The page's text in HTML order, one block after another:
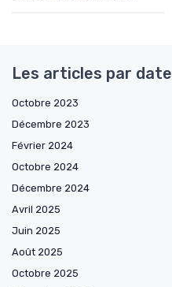
Les articles par date
Octobre 2023
Décembre 2023
Février 2024
Octobre 2024
Décembre 2024
Avril 2025
Juin 2025
Août 2025
Octobre 2025